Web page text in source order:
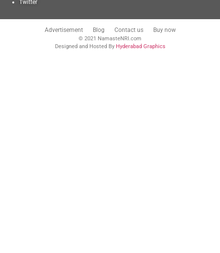
Twitter
Advertisement Blog Contact us Buy now
© 2021 NamasteNRI.com
Designed and Hosted By Hyderabad Graphics